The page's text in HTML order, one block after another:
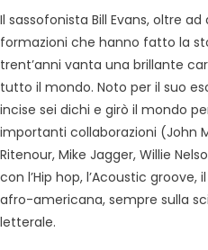
Il sassofonista Bill Evans, oltre
formazioni che hanno fatto la
trent’anni vanta una brillante
tutto il mondo. Noto per il suo
incise sei dichi e girò il mondo
importanti collaborazioni (John
Ritenour, Mike Jagger, Willie
con l’Hip hop, l’Acoustic
afro-americana, sempre sulla
letterale.